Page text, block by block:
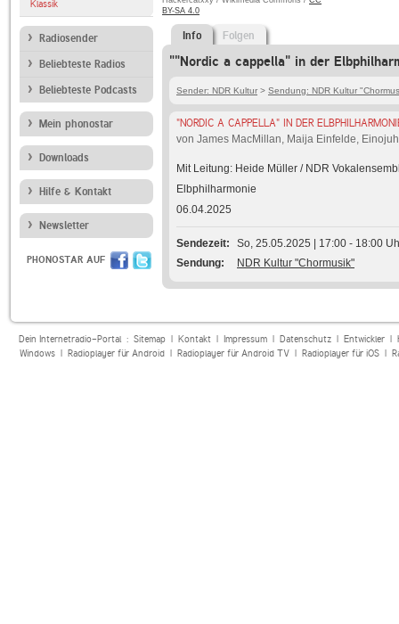
Klassik
Radiosender
Beliebteste Radios
Beliebteste Podcasts
Mein phonostar
Downloads
Hilfe & Kontakt
Newsletter
PHONOSTAR AUF
BY-SA 4.0
Info Folgen
""Nordic a cappella" in der
Sender: NDR Kultur > Sendung: NDR Kultur
"NORDIC A CAPPELLA" IN DER
von James MacMillan, Maija Einfelde,
Mit Leitung: Heide Müller / NDR
Elbphilharmonie
06.04.2025
Sendezeit
So, 25.05.2025 | 17:00 - 18:00
Sendung
NDR Kultur "Chormusik"
Dein Internetradio-Portal : Sitemap| Kontakt| Impressum| Datenschutz| Entwickler|
Windows| Radioplayer für Android| Radioplayer für Android TV| Radioplayer für iOS|